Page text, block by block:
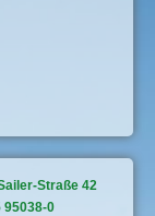
Straße 42
95038-0